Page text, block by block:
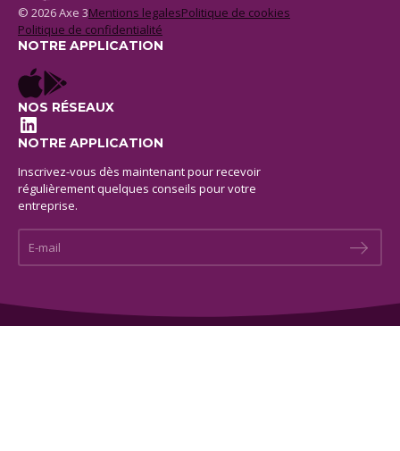
© 2026 Axe 3Mentions legalesPolitique de cookies
Politique de confidentialité
NOTRE APPLICATION
NOS RÉSEAUX
LinkedIn
NOTRE APPLICATION
Inscrivez-vous dès maintenant pour recevoir
régulièrement quelques conseils pour votre
entreprise.